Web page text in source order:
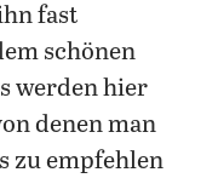
fast
schönen
werden hier
denen man
zu empfehlen